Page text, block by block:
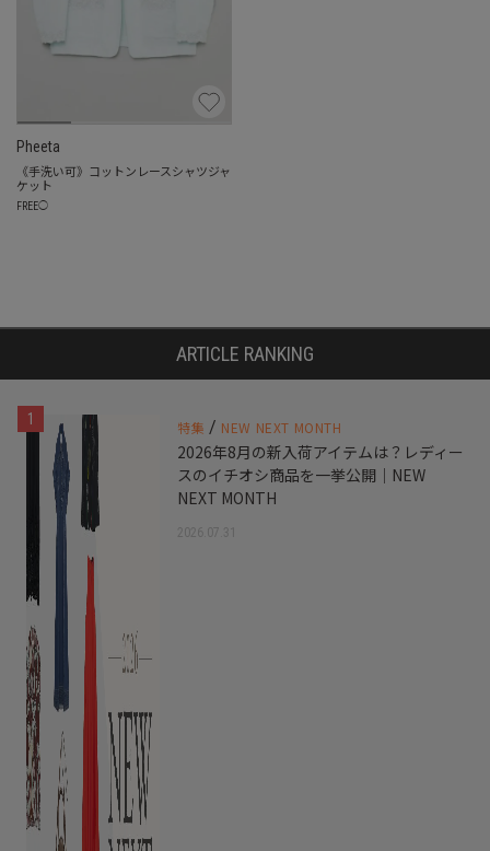
Pheeta
《手洗い可》コットンレースシャツジャ
ケット
FREE◯
ARTICLE RANKING
1 特集 / NEW NEXT MONTH
2026年8月の新入荷アイテムは？レディー
スのイチオシ商品を一挙公開｜NEW
NEXT MONTH
2026.07.31